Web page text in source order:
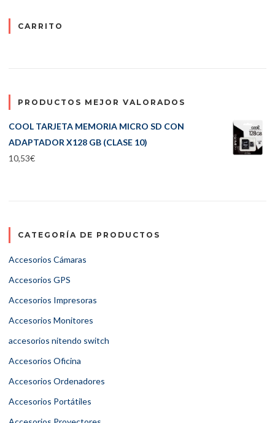
CARRITO
PRODUCTOS MEJOR VALORADOS
COOL TARJETA MEMORIA MICRO SD CON
ADAPTADOR X128 GB (CLASE 10)
10,53€
CATEGORÍA DE PRODUCTOS
Accesorios Cámaras
Accesorios GPS
Accesorios Impresoras
Accesorios Monitores
accesorios nitendo switch
Accesorios Oficina
Accesorios Ordenadores
Accesorios Portátiles